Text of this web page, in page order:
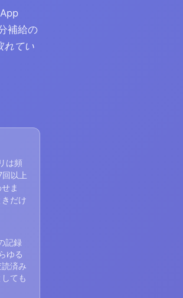
補給の
れてい
は頻
以上
ま
だけ
記録
ゆる
済み
ても